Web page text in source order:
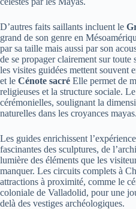
D’autres faits saillants incluent le
grand de son genre en
par sa taille mais aussi par son
de se propager clairement sur
les visites guidées mettent souvent
et le Cénote sacré Elle permet de
religieuses et la structure sociale.
cérémonielles, soulignant la
naturelles dans les croyances mayas.
Les guides enrichissent
fascinantes des sculptures, de
lumière des éléments que les
manquer. Les circuits complets à
attractions à proximité, comme le
coloniale de Valladolid, pour une
delà des vestiges archéologiques.